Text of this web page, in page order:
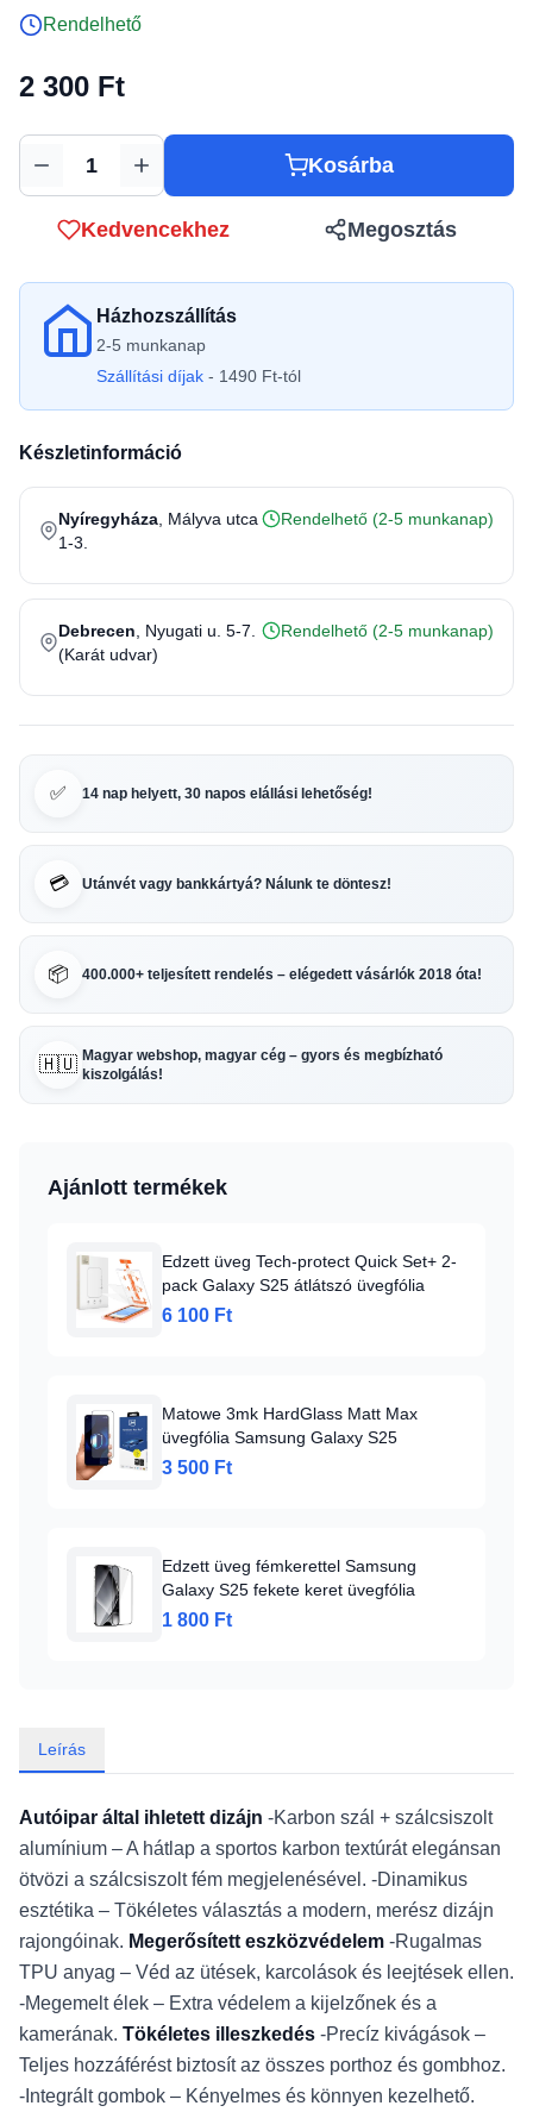
Rendelhető
2 300 Ft
Mennyiség Kosárba
Kedvencekhez Megosztás
Házhozszállítás
2-5 munkanap
Szállítási díjak - 1490 Ft-tól
Készletinformáció
Nyíregyháza , Mályva utca
1-3.
Rendelhető (2-5 munkanap)
Debrecen , Nyugati u. 5-7.
(Karát udvar)
Rendelhető (2-5 munkanap)
✅ 14 nap helyett, 30 napos elállási lehetőség!
💳 Utánvét vagy bankkártyá? Nálunk te döntesz!
📦 400.000+ teljesített rendelés – elégedett vásárlók 2018 óta!
🇭🇺 Magyar webshop, magyar cég – gyors és megbízható
kiszolgálás!
Ajánlott termékek
Edzett üveg Tech-protect Quick Set+ 2-
pack Galaxy S25 átlátszó üvegfólia
6 100 Ft
Matowe 3mk HardGlass Matt Max
üvegfólia Samsung Galaxy S25
3 500 Ft
Edzett üveg fémkerettel Samsung
Galaxy S25 fekete keret üvegfólia
1 800 Ft
Leírás
Autóipar által ihletett dizájn -Karbon szál + szálcsiszolt
alumínium – A hátlap a sportos karbon textúrát elegánsan
ötvözi a szálcsiszolt fém megjelenésével. -Dinamikus
esztétika – Tökéletes választás a modern, merész dizájn
rajongóinak. Megerősített eszközvédelem -Rugalmas
TPU anyag – Véd az ütések, karcolások és leejtések ellen.
-Megemelt élek – Extra védelem a kijelzőnek és a
kamerának. Tökéletes illeszkedés -Precíz kivágások –
Teljes hozzáférést biztosít az összes porthoz és gombhoz.
-Integrált gombok – Kényelmes és könnyen kezelhető.